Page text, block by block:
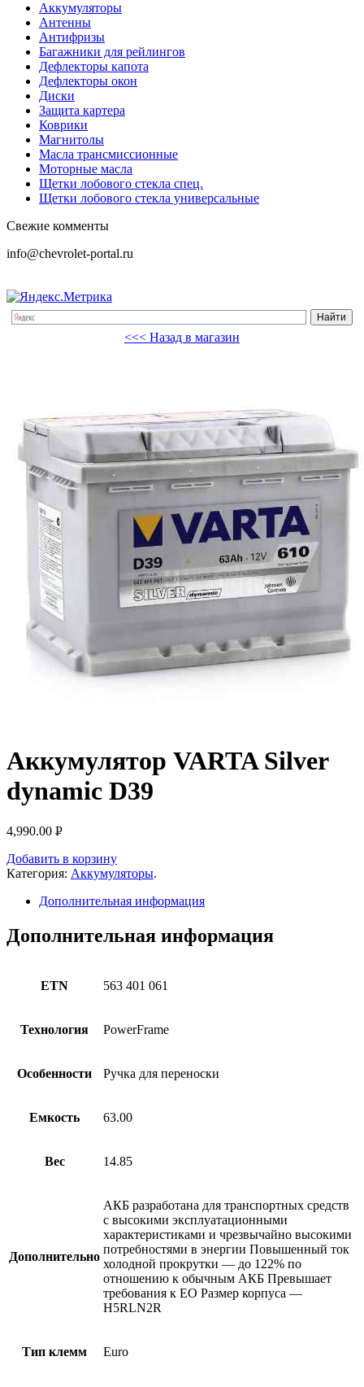
Аккумуляторы
Антенны
Антифризы
Багажники для рейлингов
Дефлекторы капота
Дефлекторы окон
Диски
Защита картера
Коврики
Магнитолы
Масла трансмиссионные
Моторные масла
Щетки лобового стекла спец.
Щетки лобового стекла универсальные
Свежие комменты
info@chevrolet-portal.ru
<<< Назад в магазин
Аккумулятор VARTA Silver
dynamic D39
4,990.00 Р
Добавить в корзину
Категория: Аккумуляторы.
Дополнительная информация
Дополнительная информация
ETN 563 401 061
Технология PowerFrame
Особенности Ручка для переноски
Емкость 63.00
Вес 14.85
Дополнительно
АКБ разработана для транспортных средств
с высокими эксплуатационными
характеристиками и чрезвычайно высокими
потребностями в энергии Повышенный ток
холодной прокрутки — до 122% по
отношению к обычным АКБ Превышает
требования к ЕО Размер корпуса —
H5RLN2R
Тип клемм Euro